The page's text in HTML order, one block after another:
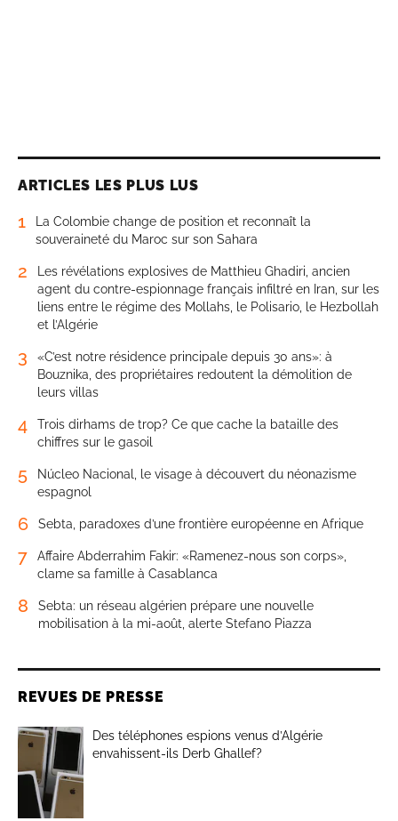
ARTICLES LES PLUS LUS
1
La Colombie change de position et reconnaît la
souveraineté du Maroc sur son Sahara
2
Les révélations explosives de Matthieu Ghadiri, ancien
agent du contre-espionnage français infiltré en Iran, sur les
liens entre le régime des Mollahs, le Polisario, le Hezbollah
et l’Algérie
3
«C’est notre résidence principale depuis 30 ans»: à
Bouznika, des propriétaires redoutent la démolition de
leurs villas
4
Trois dirhams de trop? Ce que cache la bataille des
chiffres sur le gasoil
5
Núcleo Nacional, le visage à découvert du néonazisme
espagnol
6 Sebta, paradoxes d’une frontière européenne en Afrique
7
Affaire Abderrahim Fakir: «Ramenez-nous son corps»,
clame sa famille à Casablanca
8
Sebta: un réseau algérien prépare une nouvelle
mobilisation à la mi-août, alerte Stefano Piazza
REVUES DE PRESSE
Des téléphones espions venus d’Algérie
envahissent-ils Derb Ghallef?